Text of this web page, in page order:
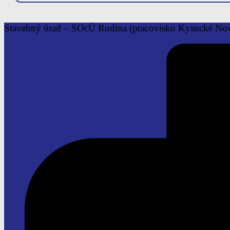
Stavebný úrad – SOcÚ Rudina (pracovisko Kysucké